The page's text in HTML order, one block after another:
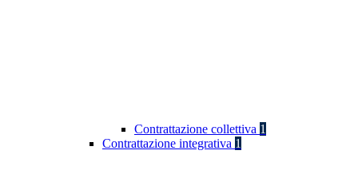
Contrattazione collettiva 1
Contrattazione integrativa 1